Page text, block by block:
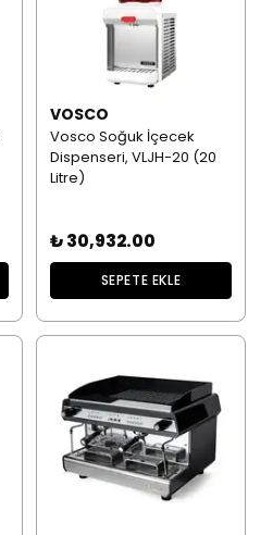
VOSCO
Vosco Soğuk İçecek
Dispenseri, VLJH-20 (20
Litre)
₺ 30,932.00
SEPETE EKLE